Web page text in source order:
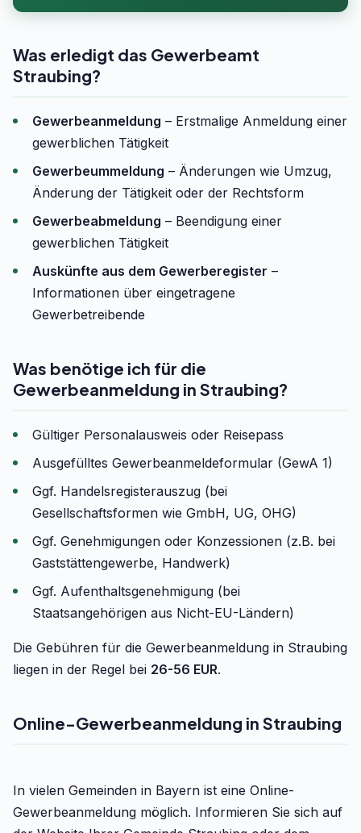
Was erledigt das Gewerbeamt
Straubing?
Gewerbeanmeldung – Erstmalige Anmeldung einer
gewerblichen Tätigkeit
Gewerbeummeldung – Änderungen wie Umzug,
Änderung der Tätigkeit oder der Rechtsform
Gewerbeabmeldung – Beendigung einer
gewerblichen Tätigkeit
Auskünfte aus dem Gewerberegister –
Informationen über eingetragene
Gewerbetreibende
Was benötige ich für die
Gewerbeanmeldung in Straubing?
Gültiger Personalausweis oder Reisepass
Ausgefülltes Gewerbeanmeldeformular (GewA 1)
Ggf. Handelsregisterauszug (bei
Gesellschaftsformen wie GmbH, UG, OHG)
Ggf. Genehmigungen oder Konzessionen (z.B. bei
Gaststättengewerbe, Handwerk)
Ggf. Aufenthaltsgenehmigung (bei
Staatsangehörigen aus Nicht-EU-Ländern)
Die Gebühren für die Gewerbeanmeldung in Straubing
liegen in der Regel bei 26-56 EUR.
Online-Gewerbeanmeldung in Straubing
In vielen Gemeinden in Bayern ist eine Online-
Gewerbeanmeldung möglich. Informieren Sie sich auf